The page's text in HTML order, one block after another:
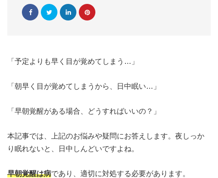
「予定よりも早く目が覚めてしまう…」
「朝早く目が覚めてしまうから、日中眠い…」
「早朝覚醒がある場合、どうすればいいの？」
本記事では、上記のお悩みや疑問にお答えします。夜しっか
り眠れないと、日中しんどいですよね。
早朝覚醒は病であり、適切に対処する必要があります。